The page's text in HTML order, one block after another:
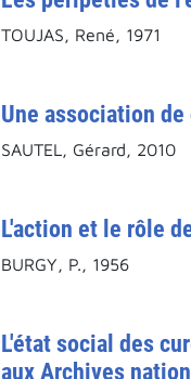
TOUJAS, René, 1971
Une association
SAUTEL, Gérard, 2010
L'action et le rôle
BURGY, P., 1956
L'état social des
aux Archives